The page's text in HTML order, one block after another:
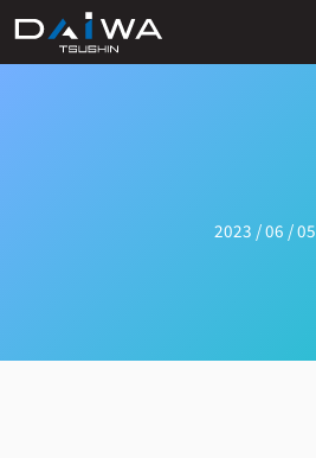
2023 / 06 / 05